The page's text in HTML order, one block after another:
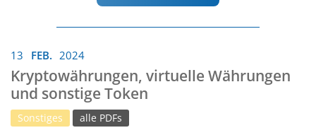
13 FEB. 2024
Kryptowährungen, virtuelle Währungen
und sonstige Token
Sonstiges alle PDFs